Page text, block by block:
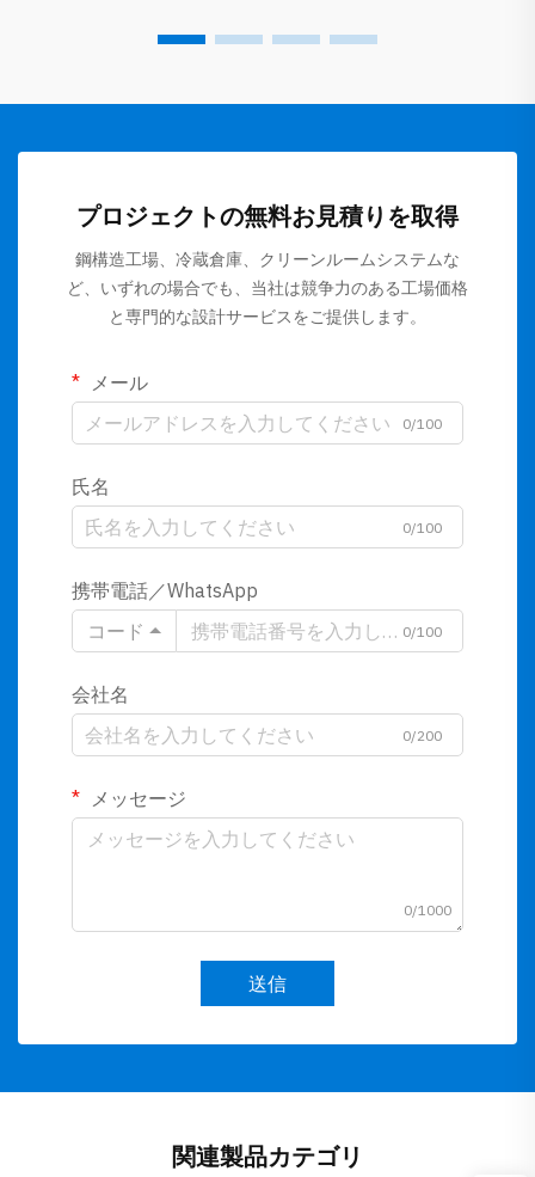
プロジェクトの無料お見積りを取得
鋼構造工場、冷蔵倉庫、クリーンルームシステムな
ど、いずれの場合でも、当社は競争力のある工場価格
と専門的な設計サービスをご提供します。
メール
0/100
氏名
0/100
携帯電話／WhatsApp
コード
0/100
会社名
0/200
メッセージ
0/1000
送信
関連製品カテゴリ